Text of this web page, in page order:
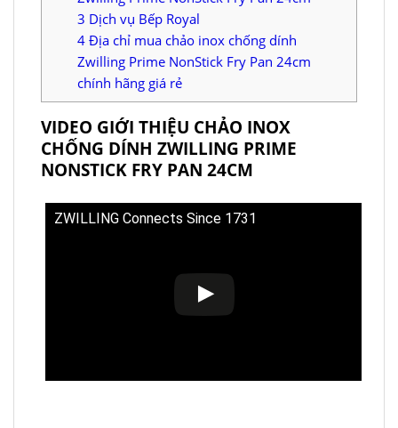
3 Dịch vụ Bếp Royal
4 Địa chỉ mua chảo inox chống dính
Zwilling Prime NonStick Fry Pan 24cm
chính hãng giá rẻ
VIDEO GIỚI THIỆU CHẢO INOX
CHỐNG DÍNH ZWILLING PRIME
NONSTICK FRY PAN 24CM
ZWILLING Connects Since 1731